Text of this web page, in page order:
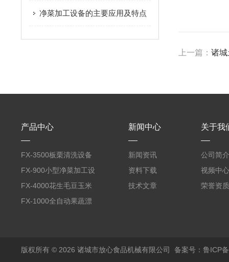
净菜加工设备的主要应用及特点
上一篇：诸
产品中心
FX-3500板栗清洗设备
全自动气泡清洗机
FX-900小型净菜加工设
备野菜清洗机
FX-4000花生毛豆玉米
蒸煮漂烫机
FX-1000全自动果蔬漂
新闻中心
新闻资讯
资料下载
技术文章
关于我
公司简介
视频中心
荣誉资质
版权所有 © 2026 诸城市放心食品机械有限公司 备案号：鲁ICP